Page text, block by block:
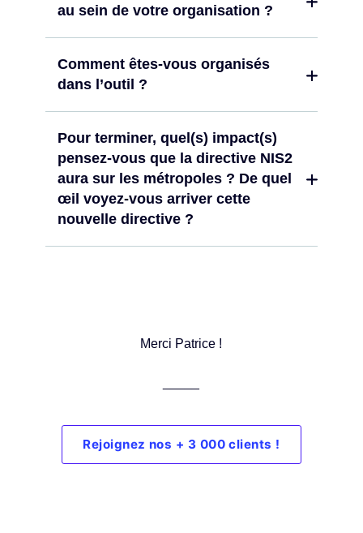
au sein de votre organisation ?
Comment êtes-vous organisés
dans l’outil ?
Pour terminer, quel(s) impact(s)
pensez-vous que la directive NIS2
aura sur les métropoles ? De quel
œil voyez-vous arriver cette
nouvelle directive ?
Merci Patrice !
Rejoignez nos + 3 000 clients !